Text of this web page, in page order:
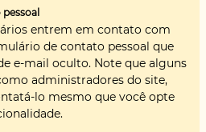
entrem em contato com
de contato pessoal que
e-mail oculto. Note que alguns
administradores do site,
lo mesmo que você opte